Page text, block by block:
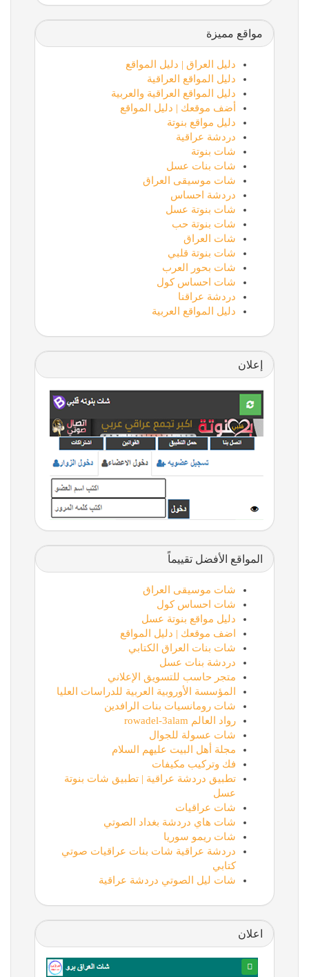
مواقع مميزة
دليل العراق | دليل المواقع
دليل المواقع العراقية
دليل المواقع العراقية والعربية
أضف موقعك | دليل المواقع
دليل مواقع بنوتة
دردشة عراقية
شات بنوتة
شات بنات عسل
شات موسيقى العراق
دردشة احساس
شات بنوتة عسل
شات بنوتة حب
شات العراق
شات بنوتة قلبي
شات بحور العرب
شات احساس كول
دردشة عراقنا
دليل المواقع العربية
إعلان
المواقع الأفضل تقييماً
شات موسيقى العراق
شات احساس كول
دليل مواقع بنوتة عسل
اضف موقعك | دليل المواقع
شات بنات العراق الكتابي
دردشة بنات عسل
متجر حاسب للتسويق الإعلاني
المؤسسة الأوروبية العربية للدراسات العليا
شات رومانسيات بنات الرافدين
رواد العالم rowadel-3alam
شات عسولة للجوال
مجلة أهل البيت عليهم السلام
فك وتركيب مكيفات
تطبيق دردشة عراقية | تطبيق شات بنوتة
عسل
شات عراقيات
شات هاي دردشة بغداد الصوتي
شات ريمو سوريا
دردشة عراقية شات بنات عراقيات صوتي
كتابي
شات ليل الصوتي دردشة عراقية
اعلان